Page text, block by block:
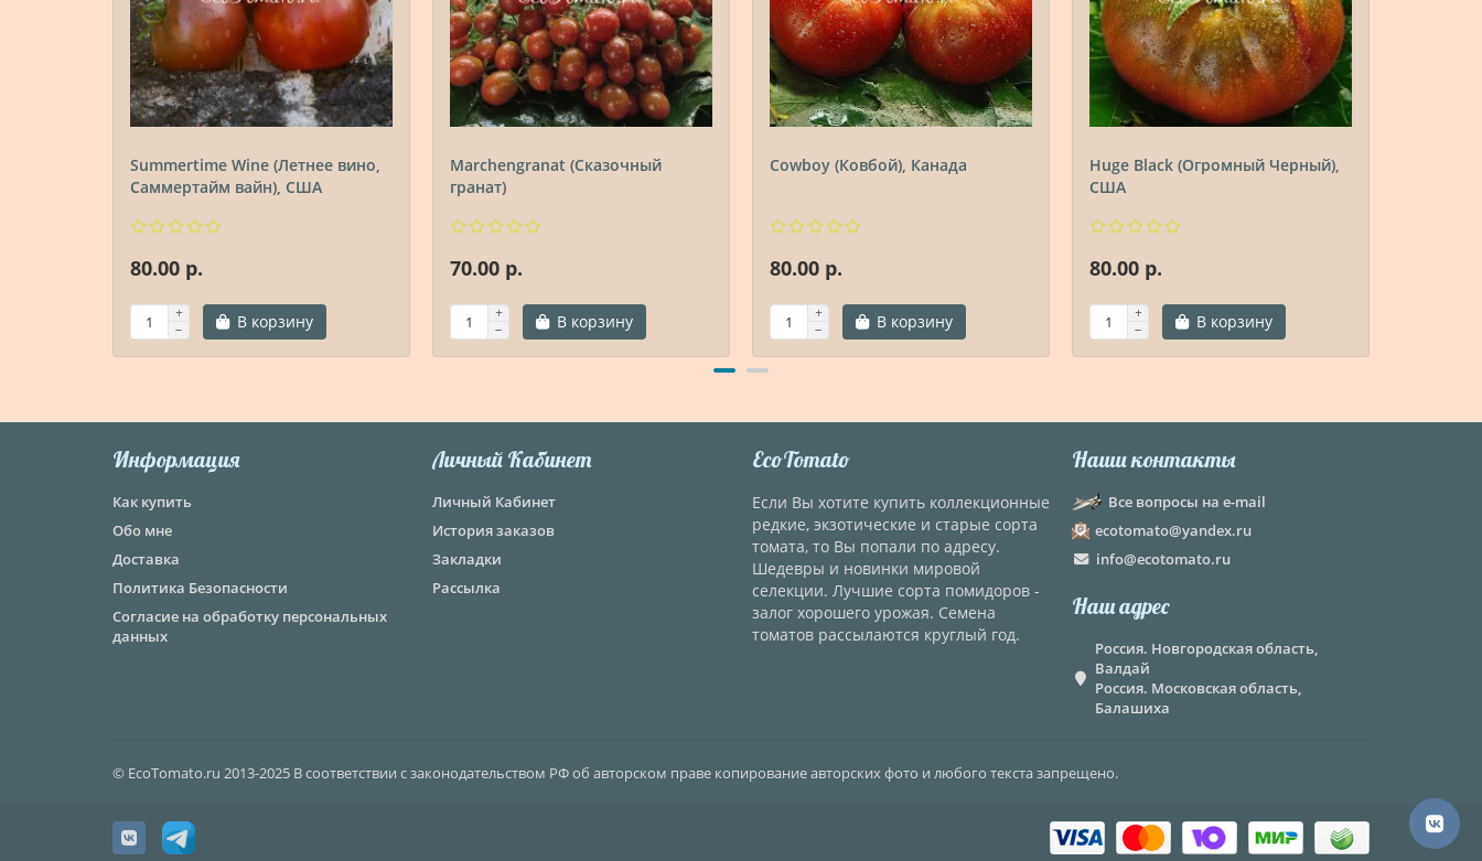
Summertime Wine (Летнее вино,
Саммертайм вайн), США
80.00 р.
В корзину
Marchengranat (Сказочный
гранат)
70.00 р.
В корзину
Cowboy (Ковбой), Канада
80.00 р.
В корзину
Huge Black (Огромный Черный),
США
80.00 р.
В корзину
Информация
Как купить
Обо мне
Доставка
Политика Безопасности
Согласие на обработку персональных
данных
Личный Кабинет
Личный Кабинет
История заказов
Закладки
Рассылка
EcoTomato
Если Вы хотите купить коллекционные
редкие, экзотические и старые сорта
томата, то Вы попали по адресу.
Шедевры и новинки мировой
селекции. Лучшие сорта помидоров -
залог хорошего урожая. Семена
томатов рассылаются круглый год.
Наши контакты
Все вопросы на e-mail
ecotomato@yandex.ru
info@ecotomato.ru
Наш адрес
Россия. Новгородская область,
Валдай
Россия. Московская область,
Балашиха
© EcoTomato.ru 2013-2025 В соответствии с законодательством РФ об авторском праве копирование авторских фото и любого текста запрещено.